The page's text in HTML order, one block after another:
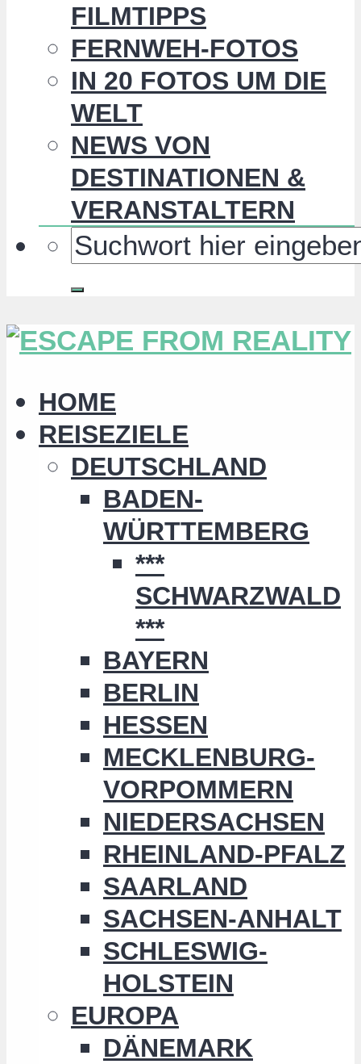
FILMTIPPS
FERNWEH-FOTOS
IN 20 FOTOS UM DIE
WELT
NEWS VON
DESTINATIONEN &
VERANSTALTERN
HOME
REISEZIELE
DEUTSCHLAND
BADEN-
WÜRTTEMBERG
***
SCHWARZWALD
***
BAYERN
BERLIN
HESSEN
MECKLENBURG-
VORPOMMERN
NIEDERSACHSEN
RHEINLAND-PFALZ
SAARLAND
SACHSEN-ANHALT
SCHLESWIG-
HOLSTEIN
EUROPA
DÄNEMARK